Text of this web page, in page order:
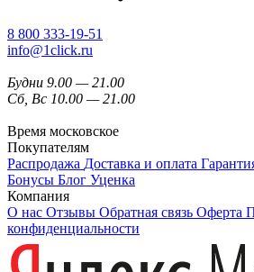
8 800 333-19-51
info@1click.ru
Будни 9.00 — 21.00
Сб, Вс 10.00 — 21.00
Время московское
Покупателям
Распродажа Доставка и оплата
Бонусы Блог Уценка
Компания
О нас Отзывы Обратная связь Оферта
конфиденциальности